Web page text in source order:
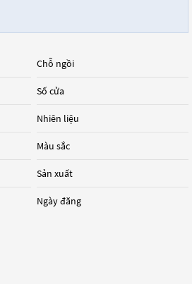
Chỗ ngồi
Số cửa
Nhiên liệu
Màu sắc
Sản xuất
Ngày đăng